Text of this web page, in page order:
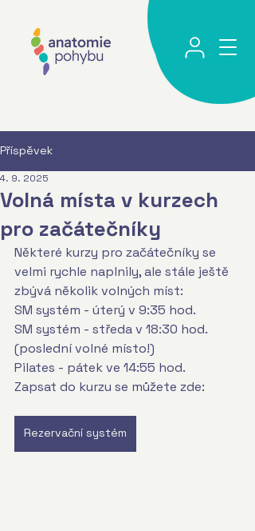
Příspěvek
Volná místa v kurzech
pro začátečníky
4. 9. 2025
Některé kurzy pro začátečníky se
velmi rychle naplnily, ale stále ještě
zbývá několik volných míst:
SM systém - úterý v 9:35 hod.
SM systém - středa v 18:30 hod.
(poslední volné místo!)
Pilates - pátek ve 14:55 hod.
Zapsat do kurzu se můžete zde:
Rezervační systém